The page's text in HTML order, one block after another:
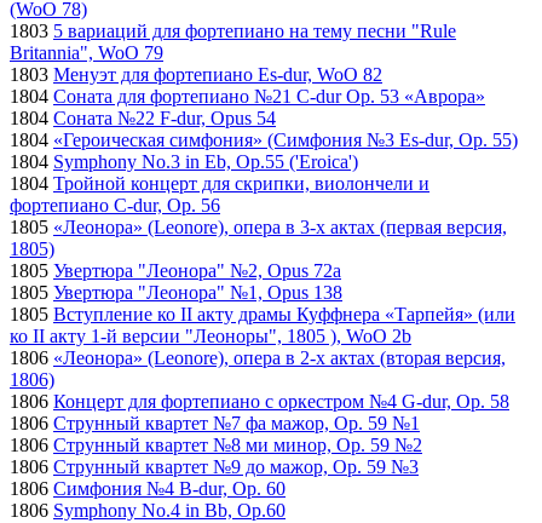
(WoO 78)
1803 5 вариаций для фортепиано на тему песни "Rule
Britannia", WoO 79
1803 Менуэт для фортепиано Es-dur, WoO 82
1804 Соната для фортепиано №21 C-dur Op. 53 «Аврора»
1804 Соната №22 F-dur, Opus 54
1804 «Героическая симфония» (Симфония №3 Es-dur, Op. 55)
1804 Symphony No.3 in Eb, Op.55 ('Eroica')
1804 Тройной концерт для скрипки, виолончели и
фортепиано C-dur, Op. 56
1805 «Леонора» (Leonore), опера в 3-х актах (первая версия,
1805)
1805 Увертюра "Леонора" №2, Opus 72a
1805 Увертюра "Леонора" №1, Opus 138
1805 Вступление ко II акту драмы Куффнера «Тарпейя» (или
ко II акту 1-й версии "Леоноры", 1805 ), WoO 2b
1806 «Леонора» (Leonore), опера в 2-х актах (вторая версия,
1806)
1806 Концерт для фортепиано с оркестром №4 G-dur, Op. 58
1806 Струнный квартет №7 фа мажор, Op. 59 №1
1806 Струнный квартет №8 ми минор, Op. 59 №2
1806 Струнный квартет №9 до мажор, Op. 59 №3
1806 Симфония №4 B-dur, Op. 60
1806 Symphony No.4 in Bb, Op.60